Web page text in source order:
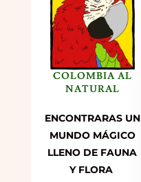
COLOMBIA AL
NATURAL
ENCONTRARAS UN
MUNDO MÁGICO
LLENO DE FAUNA
Y FLORA